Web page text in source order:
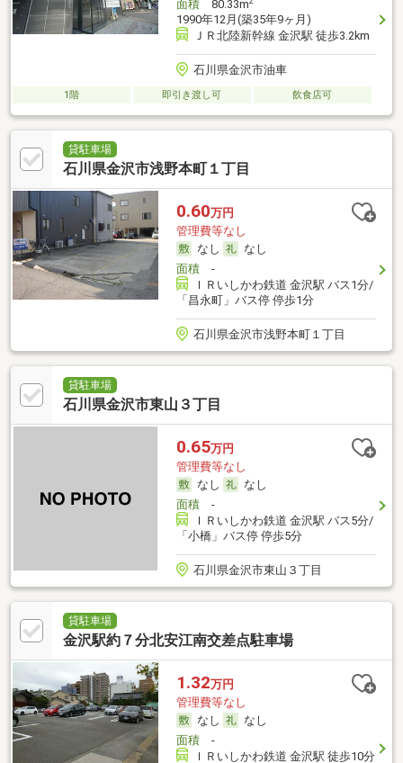
面積80.33m
1990年12月(築35年9ヶ月)
ＪＲ北陸新幹線 金沢駅 徒歩3.2km
石川県金沢市油車
1階 即引き渡し可 飲食店可
貸駐車場
石川県金沢市浅野本町１丁目
0.60万円
管理費等なし
なし
なし
面積-
ＩＲいしかわ鉄道 金沢駅 バス1分/
「昌永町」バス停 停歩1分
石川県金沢市浅野本町１丁目
貸駐車場
石川県金沢市東山３丁目
0.65万円
管理費等なし
なし
なし
面積-
ＩＲいしかわ鉄道 金沢駅 バス5分/
「小橋」バス停 停歩5分
石川県金沢市東山３丁目
貸駐車場
金沢駅約７分北安江南交差点駐車場
1.32万円
管理費等なし
なし
なし
面積-
ＩＲいしかわ鉄道 金沢駅 徒歩10分